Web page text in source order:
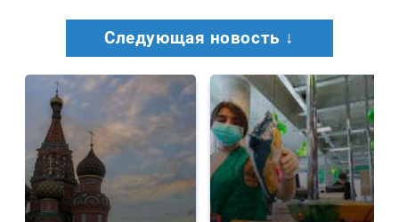
Следующая новость ↓